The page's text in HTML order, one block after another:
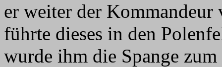
er weiter der
führte dieses in den
wurde ihm die Spange